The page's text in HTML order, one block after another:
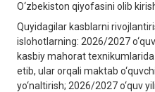
O‘zbekiston qiyofasini olib
Quyidagilar kasblarni
islohotlarning: 2026/2027
kasbiy mahorat texnikumlarida
etib, ular orqali maktab
yo‘naltirish; 2026/2027 o‘quv